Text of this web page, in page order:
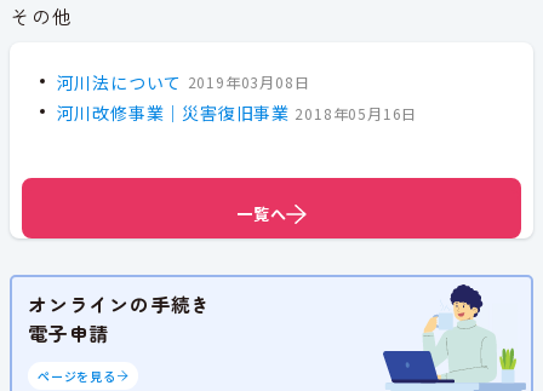
その他
河川法について 2019年03月08日
河川改修事業｜災害復旧事業 2018年05月16日
一覧へ
一覧へ
オンラインの手続き
電子申請
ページを見る